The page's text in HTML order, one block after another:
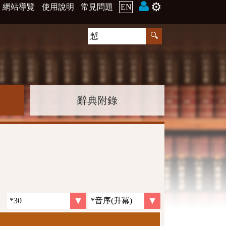
網站導覽 使用說明 常見問題 EN ⚙️
辭典附錄